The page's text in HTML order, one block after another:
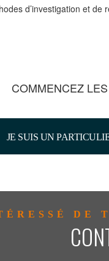
d’investigation et
COMMENCEZ
JE SUIS UN
DE